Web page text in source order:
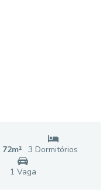
72m² 3 Dormitórios
1 Vaga